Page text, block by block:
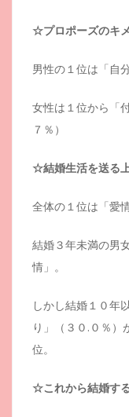
☆プロポーズのキ
男性の１位は「自
女性は１位から「
７％）
☆結婚生活を送る
全体の１位は「愛
結婚３年未満の男
情」。
しかし結婚１０年
り」（３０.０％）
位。
☆これから結婚す